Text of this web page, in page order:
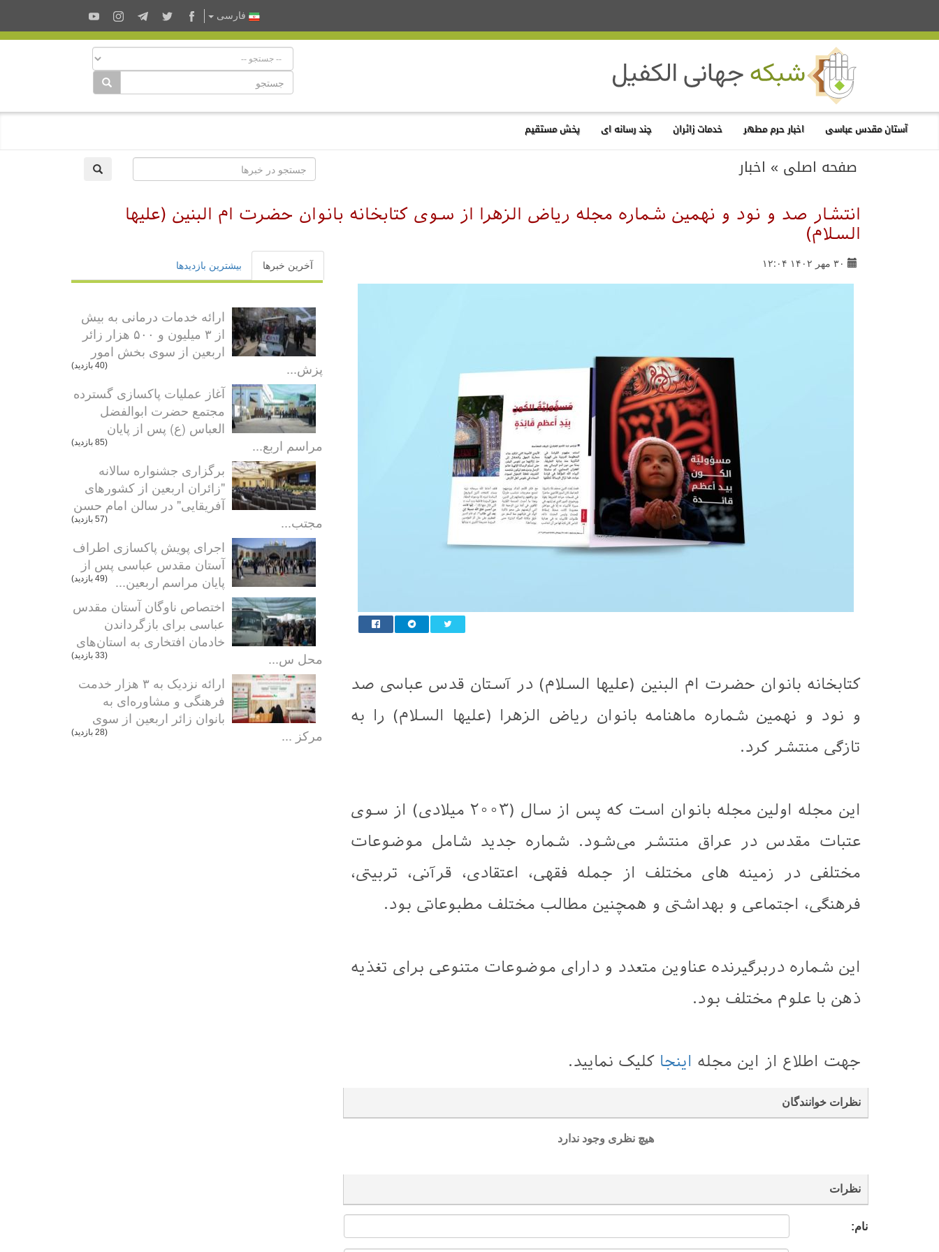
فارسى
آستان مقدس عباسی اخبار حرم مطهر خدمات زائران چند رسانه ای پخش مستقیم
صفحه اصلی » اخبار
انتشار صد و نود و نهمین شماره مجله ریاض الزهرا از سوی کتابخانه بانوان حضرت ام البنین (علیها
السلام)
۳۰ مهر ۱۴۰۲ ۱۲:۰۴
کتابخانه بانوان حضرت ام البنین (علیها السلام) در آستان قدس عباسی صد
و نود و نهمین شماره ماهنامه بانوان ریاض الزهرا (علیها السلام) را به
تازگی منتشر کرد.
این مجله اولین مجله بانوان است که پس از سال (۲۰۰۳ میلادی) از سوی
عتبات مقدس در عراق منتشر می‌شود. شماره جدید شامل موضوعات
مختلفی در زمینه های مختلف از جمله فقهی، اعتقادی، قرآنی، تربیتی،
فرهنگی، اجتماعی و بهداشتی و همچنین مطالب مختلف مطبوعاتی بود.
این شماره دربرگیرنده عناوین متعدد و دارای موضوعات متنوعی برای تغذیه
ذهن با علوم مختلف بود.
جهت اطلاع از این مجله اینجا کلیک نمایید.
نظرات خوانندگان
هیچ نظری وجود ندارد
نظرات
نام:
آخرین خبرها بیشترین بازدیدها
ارائه خدمات درمانی به بیش
از ۳ میلیون و ۵۰۰ هزار زائر
اربعین از سوی بخش امور
پزش...
(40 بازدید)
آغاز عملیات پاکسازی گسترده
مجتمع حضرت ابوالفضل
العباس (ع) پس از پایان
مراسم اربع...
(85 بازدید)
برگزاری جشنواره سالانه
"زائران اربعین از کشورهای
آفریقایی" در سالن امام حسن
مجتب...
(57 بازدید)
اجرای پویش پاکسازی اطراف
آستان مقدس عباسی پس از
پایان مراسم اربعین...
(49 بازدید)
اختصاص ناوگان آستان مقدس
عباسی برای بازگرداندن
خادمان افتخاری به استان‌های
محل س...
(33 بازدید)
ارائه نزدیک به ۳ هزار خدمت
فرهنگی و مشاوره‌ای به
بانوان زائر اربعین از سوی
مرکز ...
(28 بازدید)